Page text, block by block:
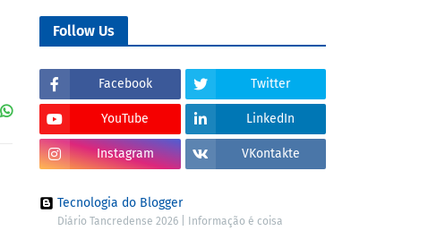
Follow Us
Facebook Twitter
YouTube LinkedIn
Instagram VKontakte
Tecnologia do Blogger
Diário Tancredense 2026 | Informação é coisa